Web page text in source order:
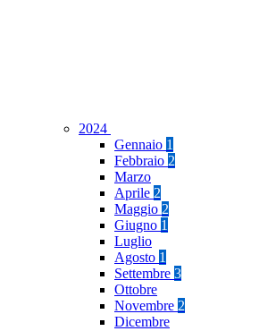
2024
Gennaio 1
Febbraio 2
Marzo
Aprile 2
Maggio 2
Giugno 1
Luglio
Agosto 1
Settembre 3
Ottobre
Novembre 2
Dicembre